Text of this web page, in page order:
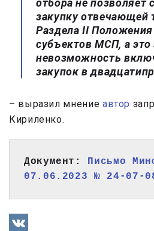
отбора не позволяет
закупку отвечающей
Раздела II Положения
субъектов МСП, а это
невозможность
закупок в
– выразил мнение автор
Кириленко.
Документ: Письмо
07.06.2023 № 24-07-